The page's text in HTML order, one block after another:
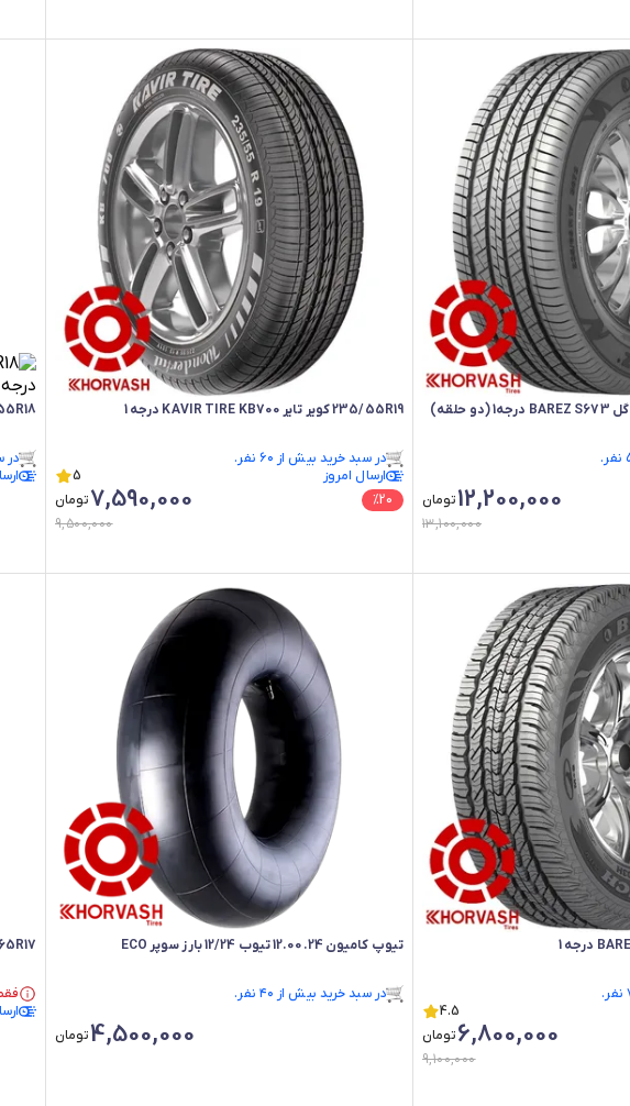
12,200,000تومان
13,100,000
235/55R19 کویر تایر KAVIR TIRE KB700 درجه 1
در سبد خرید بیش از ۶۰ نفر.
در سبد خرید بیش از ۶۰ نفر.
ارسال امروز
5
%20
7,590,000تومان
9,500,000
225/55R18 کویر تایر KAVIR TIRE KB500 درجه 1
فقط ۱ عدد در
در
4.5
6,800,000تومان
9,100,000
تیوپ کامیون 12.00.24 تیوب 12/24 بارز سوپر ECO
رتبه ۳ در پرفروش‌ترین‌های فروشگاه
4,500,000تومان
235/65R17 کویر تایر KAVIR TIRE KB700 تولید 2026
فقط ۲ عدد در انبار
فقط ۲ عدد در